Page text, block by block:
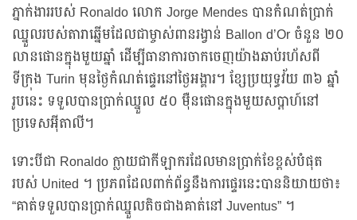
ភ្នាក់ងាររបស់ Ronaldo លោក Jorge Mendes បានកំណត់ប្រាក់
ឈ្នួលរបស់តារាឆ្នើមដែលជាម្ចាស់ពានរង្វាន់ Ballon d’Or ចំនួន ២០
លានផោនក្នុងមួយឆ្នាំ ដើម្បីធានាការចាកចេញយ៉ាងឆាប់រហ័សពី
ទីក្រុង Turin មុនថ្ងៃកំណត់ផ្ទេរនៅថ្ងៃអង្គារ។ ខ្សែប្រយុទ្ធវ័យ ៣៦ ឆ្នាំ
រូបនេះ ទទួលបានប្រាក់ឈ្នួល ៥០ ម៉ឺនផោនក្នុងមួយសប្តាហ៍នៅ
ប្រទេសអ៊ីតាលី។
ទោះបីជា Ronaldo ក្លាយជាកីឡាករដែលមានប្រាក់ខែខ្ពស់បំផុត
របស់ United ។ ប្រភពដែលពាក់ព័ន្ធនឹងការផ្ទេរនេះបាននិយាយថា៖
“គាត់ទទួលបានប្រាក់ឈ្នួលតិចជាងគាត់នៅ Juventus” ។